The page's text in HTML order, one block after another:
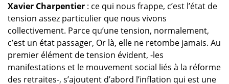
Xavier Charpentier: ce qui nous frappe, c’est l’état de
tension assez particulier que nous vivons
collectivement. Parce qu’une tension, normalement,
c’est un état passager, Or là, elle ne retombe jamais. Au
premier élément de tension évident, -les
manifestations et le mouvement social liés à la réforme
des retraites-, s’ajoutent d’abord l’inflation qui est une